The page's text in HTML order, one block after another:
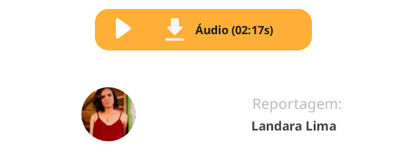
Áudio (02:17s)
Reportagem:
Landara Lima